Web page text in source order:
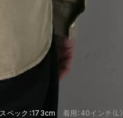
ペック：173cm 着用：40インチ（L）